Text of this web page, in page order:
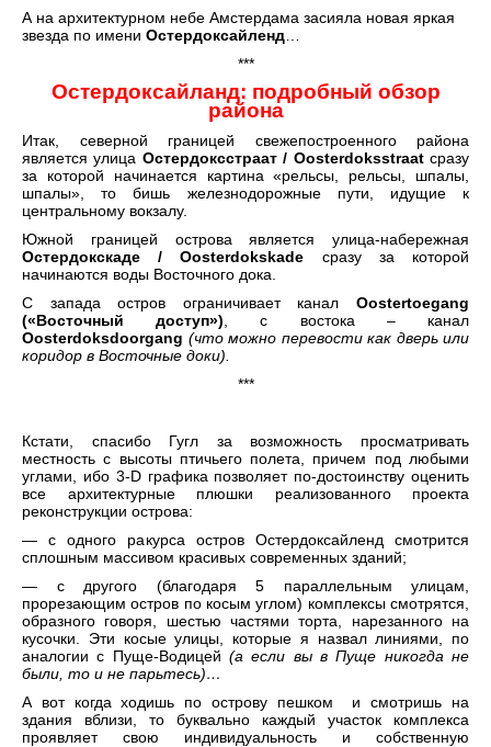
А на архитектурном небе Амстердама засияла новая яркая
звезда по имени Остердоксайленд…
***
Остердоксайланд: подробный обзор
района
Итак, северной границей свежепостроенного района
является улица Остердоксстраат / Oosterdoksstraatсразу
за которой начинается картина «рельсы, рельсы, шпалы,
шпалы», то бишь железнодорожные пути, идущие к
центральному вокзалу.
Южной границей острова является улица-набережная
Остердокcкаде / Oosterdokskade сразу за которой
начинаются воды Восточного дока.
С запада остров ограничивает канал Oostertoegang
(«Восточный доступ»), с востока – канал
Oosterdoksdoorgang (что можно перевости как дверь или
коридор в Восточные доки).
***
Кстати, спасибо Гугл за возможность просматривать
местность с высоты птичьего полета, причем под любыми
углами, ибо 3-D графика позволяет по-достоинству оценить
все архитектурные плюшки реализованного проекта
реконструкции острова:
— с одного ракурса остров Остердоксайленд смотрится
сплошным массивом красивых современных зданий;
— с другого (благодаря 5 параллельным улицам,
прорезающим остров по косым углом) комплексы смотрятся,
образного говоря, шестью частями торта, нарезанного на
кусочки. Эти косые улицы, которые я назвал линиями, по
аналогии с Пуще-Водицей (а если вы в Пуще никогда не
были, то и не парьтесь)…
А вот когда ходишь по острову пешком и смотришь на
здания вблизи, то буквально каждый участок комплекса
проявляет свою индивидуальность и собственную